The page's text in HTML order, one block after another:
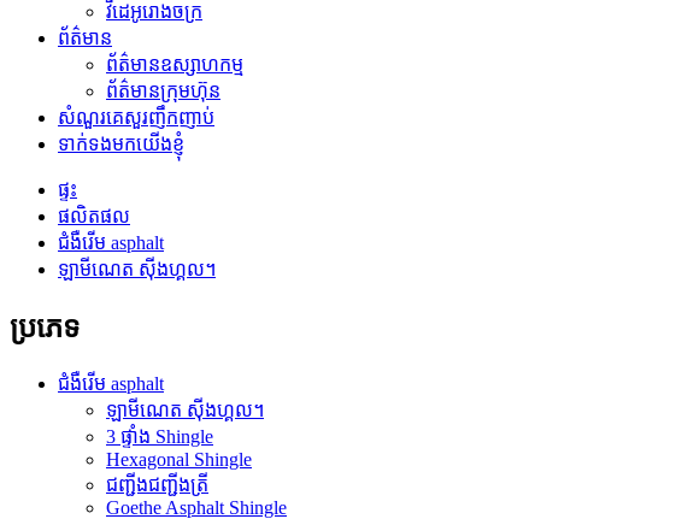
វីដេអូរោងចក្រ
ព័ត៌មាន
ព័ត៌មានឧស្សាហកម្ម
ព័ត៌មានក្រុមហ៊ុន
សំណួរគេសួរញឹកញាប់
ទាក់ទងមកយើងខ្ញុំ
ផ្ទះ
ផលិតផល
ជំងឺរើម asphalt
ឡាមីណេត ស៊ីងហ្គល។
ប្រភេទ
ជំងឺរើម asphalt
ឡាមីណេត ស៊ីងហ្គល។
3 ផ្ទាំង Shingle
Hexagonal Shingle
ជញ្ជីងជញ្ជីងត្រី
Goethe Asphalt Shingle